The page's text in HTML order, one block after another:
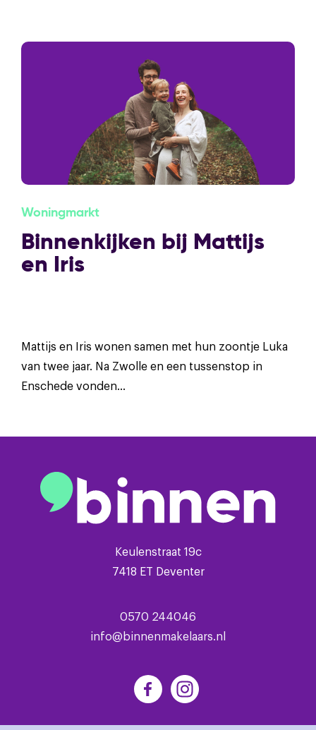
Woningmarkt
Binnenkijken bij Mattijs
en Iris
Mattijs en Iris wonen samen met hun zoontje Luka
van twee jaar. Na Zwolle en een tussenstop in
Enschede vonden...
Keulenstraat 19c
7418 ET Deventer
0570 244046
info@binnenmakelaars.nl